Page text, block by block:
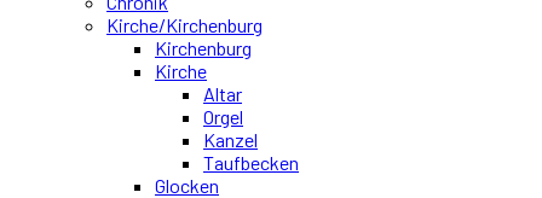
Kirche/Kirchenburg
Kirchenburg
Kirche
Altar
Orgel
Kanzel
Taufbecken
Glocken